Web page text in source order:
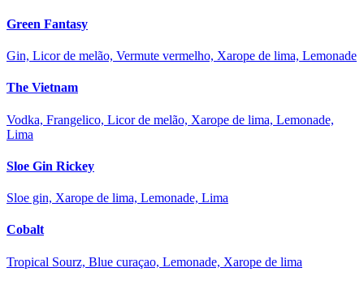
Green Fantasy
Gin, Licor de melão, Vermute vermelho, Xarope de lima, Lemonade
The Vietnam
Vodka, Frangelico, Licor de melão, Xarope de lima, Lemonade,
Lima
Sloe Gin Rickey
Sloe gin, Xarope de lima, Lemonade, Lima
Cobalt
Tropical Sourz, Blue curaçao, Lemonade, Xarope de lima